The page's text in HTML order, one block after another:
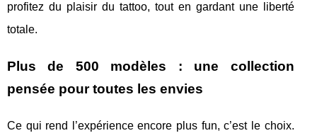
profitez du plaisir du tattoo, tout en gardant une liberté
totale.
Plus de 500 modèles : une collection
pensée pour toutes les envies
Ce qui rend l’expérience encore plus fun, c’est le choix.